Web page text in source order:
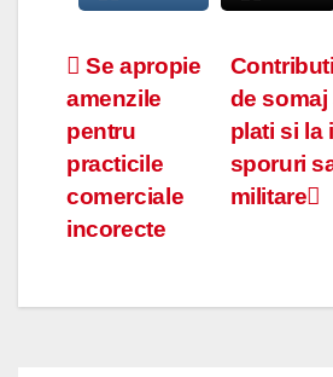
Navigare
în
articole
de somaj
plati si la
sporuri
militare
Se apropie
amenzile
pentru
practicile
comerciale
incorecte